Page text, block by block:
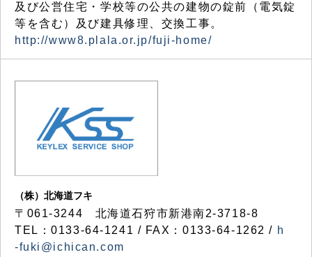
及び公営住宅・学校等の公共の建物の錠前（電気錠
等を含む）及び建具修理、交換工事。
http://www8.plala.or.jp/fuji-home/
（株）北海道フキ
〒061-3244 北海道石狩市新港南2-3718-8
TEL：0133-64-1241 / FAX：0133-64-1262 / h
-fuki@ichican.com